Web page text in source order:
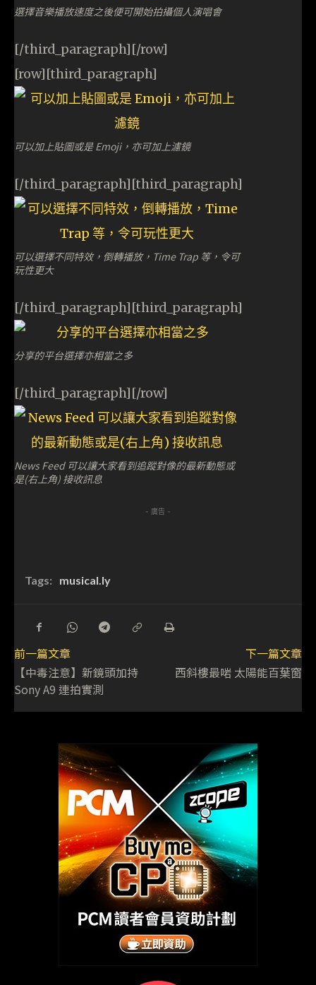
選擇音樂播放速度之後便可開始拍攝個人演唱會
[/third_paragraph][/row]
[row][third_paragraph]
可以加上貼圖或是 Emoji，亦可加上濾鏡
[/third_paragraph][third_paragraph]
可以選擇不同特效，倒轉播放，Time Trap 等，令可
玩性更大
[/third_paragraph][third_paragraph]
分享的平台選擇亦相當之多
[/third_paragraph][/row]
News Feed 可以讓大家看到追蹤對像的最新動態或
是(右上角) 接收訊息
- 廣告 -
Tags: musical.ly
前一篇文章
【中毒注意】新鏡頭加持
Sony A9 連拍實測
下一篇文章
西斜樓最啱 太陽能百葉窗